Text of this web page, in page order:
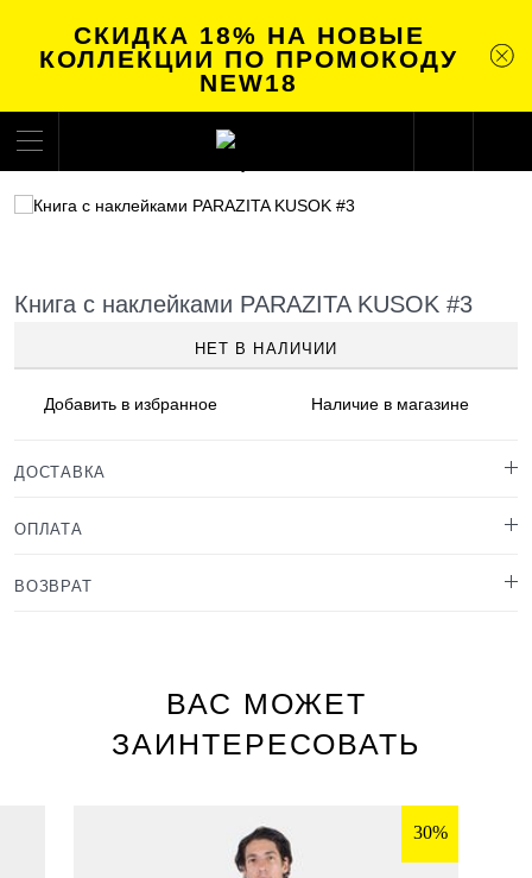
СКИДКА 18% НА НОВЫЕ
КОЛЛЕКЦИИ ПО ПРОМОКОДУ
NEW18
Книга с наклейками PARAZITA KUSOK #3
НЕТ В НАЛИЧИИ
Добавить в избранное Наличиев магазине
ДОСТАВКА
ОПЛАТА
ВОЗВРАТ
ВАС МОЖЕТ
ЗАИНТЕРЕСОВАТЬ
30%